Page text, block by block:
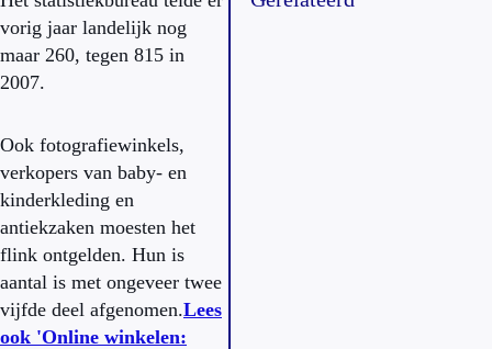
vorig jaar landelijk nog
maar 260, tegen 815 in
2007.
Ook fotografiewinkels,
verkopers van baby- en
kinderkleding en
antiekzaken moesten het
flink ontgelden. Hun is
aantal is met ongeveer twee
vijfde deel afgenomen.Lees
ook 'Online winkelen: